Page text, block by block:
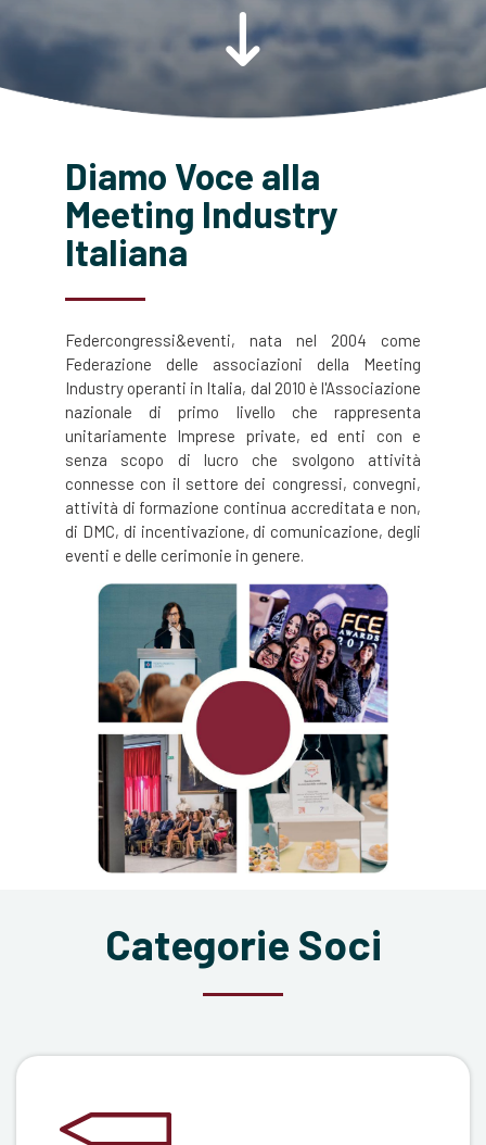
Diamo Voce alla
Meeting Industry
Italiana
Federcongressi&eventi, nata nel 2004 come
Federazione delle associazioni della Meeting
Industry operanti in Italia, dal 2010 è l'Associazione
nazionale di primo livello che rappresenta
unitariamente Imprese private, ed enti con e
senza scopo di lucro che svolgono attività
connesse con il settore dei congressi, convegni,
attività di formazione continua accreditata e non,
di DMC, di incentivazione, di comunicazione, degli
eventi e delle cerimonie in genere.
Categorie Soci